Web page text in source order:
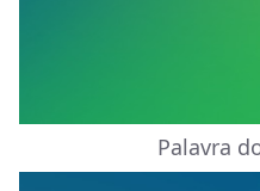
Palavra